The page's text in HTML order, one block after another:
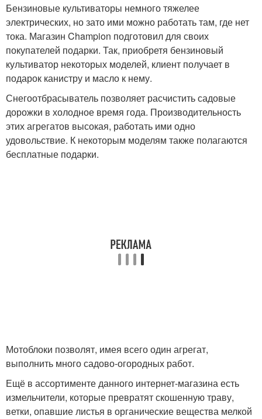
Бензиновые культиваторы немного тяжелее
электрических, но зато ими можно работать там, где нет
тока. Магазин Champion подготовил для своих
покупателей подарки. Так, приобретя бензиновый
культиватор некоторых моделей, клиент получает в
подарок канистру и масло к нему.
Снегоотбрасыватель позволяет расчистить садовые
дорожки в холодное время года. Производительность
этих агрегатов высокая, работать ими одно
удовольствие. К некоторым моделям также полагаются
бесплатные подарки.
Мотоблоки позволят, имея всего один агрегат,
выполнить много садово-огородных работ.
Ещё в ассортименте данного интернет-магазина есть
измельчители, которые превратят скошенную траву,
ветки, опавшие листья в органические вещества мелкой